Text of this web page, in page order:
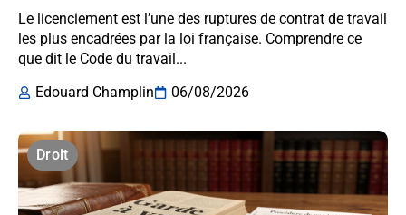
Le licenciement est l’une des ruptures de contrat de travail
les plus encadrées par la loi française. Comprendre ce
que dit le Code du travail...
Edouard Champlin
06/08/2026
Droit